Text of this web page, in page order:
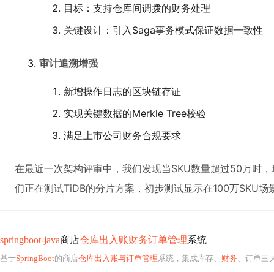
目标：支持仓库间调拨的财务处理
关键设计：引入Saga事务模式保证数据一致性
审计追溯增强
新增操作日志的区块链存证
实现关键数据的Merkle Tree校验
满足上市公司财务合规要求
在最近一次架构评审中，我们发现当SKU数量超过50万时
们正在测试TiDB的分片方案，初步测试显示在100万SKU
springboot-java商店仓库出入账财务订单管理系统
基于SpringBoot的商店仓库出入账与订单管理系统，集成库存、 财务、订单三大